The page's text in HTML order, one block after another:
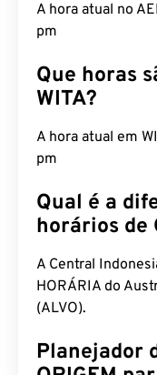
A hora atual no
pm
Que horas
WITA?
A hora atual em
pm
Qual é a
horários de
A Central
HORÁRIA do
(ALVO).
Planejador